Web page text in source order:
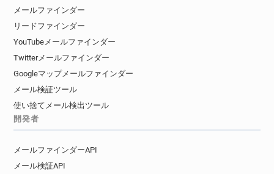
メールファインダー
リードファインダー
YouTubeメールファインダー
Twitterメールファインダー
Googleマップメールファインダー
メール検証ツール
使い捨てメール検出ツール
開発者
メールファインダーAPI
メール検証API